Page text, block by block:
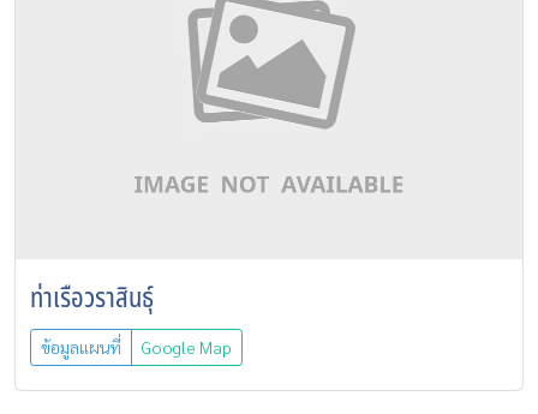
ท่าเรือวราสินธุ์
ข้อมูลแผนที่ Google Map